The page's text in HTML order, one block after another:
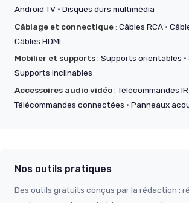
Android TV · Disques durs multimédia
Câblage et connectique: Câbles RCA ·
Câbles HDMI
Mobilier et supports: Supports orientables ·
Supports inclinables
Accessoires audio vidéo:Télécommandes IR
Télécommandes connectées · Panneaux
Nos outils pratiques
Des outils gratuits conçus par la rédaction :